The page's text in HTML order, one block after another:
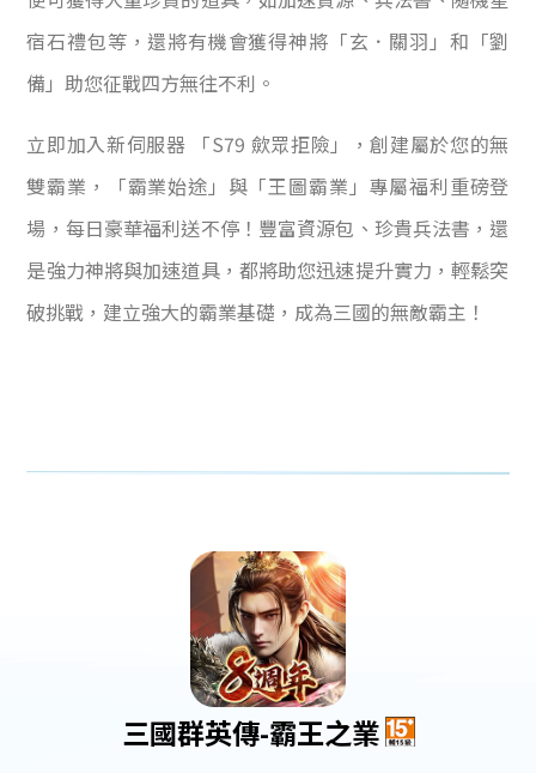
宿石禮包等，還將有機會獲得神將「玄．關羽」和「劉
備」助您征戰四方無往不利。
立即加入新伺服器 「S79 歛眾拒險」，創建屬於您的無
雙霸業，「霸業始途」與「王圖霸業」專屬福利重磅登
場，每日豪華福利送不停！豐富資源包、珍貴兵法書，還
是強力神將與加速道具，都將助您迅速提升實力，輕鬆突
破挑戰，建立強大的霸業基礎，成為三國的無敵霸主！
三國群英傳-霸王之業